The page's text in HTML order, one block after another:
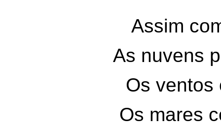
Assim
As nuvens
Os ventos
Os mares